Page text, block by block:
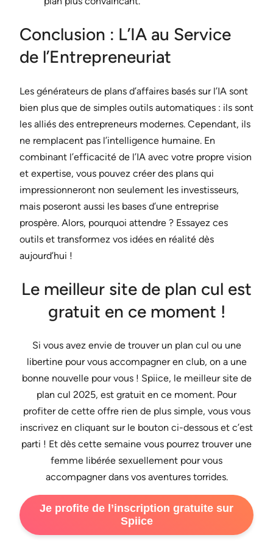
Conclusion : L’IA au Service
de l’Entrepreneuriat
Les générateurs de plans d’affaires basés sur l’IA sont
bien plus que de simples outils automatiques : ils sont
les alliés des entrepreneurs modernes. Cependant, ils
ne remplacent pas l’intelligence humaine. En
combinant l’efficacité de l’IA avec votre propre vision
et expertise, vous pouvez créer des plans qui
impressionneront non seulement les investisseurs,
mais poseront aussi les bases d’une entreprise
prospère. Alors, pourquoi attendre ? Essayez ces
outils et transformez vos idées en réalité dès
aujourd’hui !
Le meilleur site de plan cul est
gratuit en ce moment !
Si vous avez envie de trouver un plan cul ou une
libertine pour vous accompagner en club, on a une
bonne nouvelle pour vous ! Spiice, le meilleur site de
plan cul 2025, est gratuit en ce moment. Pour
profiter de cette offre rien de plus simple, vous vous
inscrivez en cliquant sur le bouton ci-dessous et c’est
parti ! Et dès cette semaine vous pourrez trouver une
femme libérée sexuellement pour vous
accompagner dans vos aventures torrides.
Je profite de l’inscription gratuite sur
Spiice